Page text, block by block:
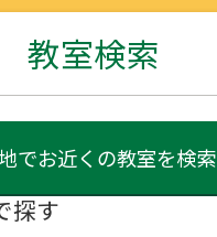
教室検索
でお近くの教室を検索
探す